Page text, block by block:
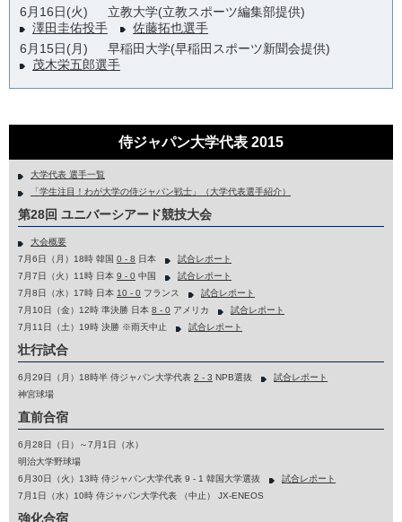
6月16日(火)
立教大学(立教スポーツ編集部提供)
澤田圭佑投手
佐藤拓也選手
6月15日(月)
早稲田大学(早稲田スポーツ新聞会提供)
茂木栄五郎選手
侍ジャパン大学代表 2015
大学代表 選手一覧
「学生注目！わが大学の侍ジャパン戦士」（大学代表選手紹介）
第28回 ユニバーシアード競技大会
大会概要
7月6日（月）18時 韓国 0 - 8 日本
試合レポート
7月7日（火）11時 日本 9 - 0 中国
試合レポート
7月8日（水）17時 日本 10 - 0 フランス
試合レポート
7月10日（金）12時 準決勝 日本 8 - 0 アメリカ
試合レポート
7月11日（土）19時 決勝 ※雨天中止
試合レポート
壮行試合
6月29日（月）18時半 侍ジャパン大学代表 2 - 3 NPB選抜
試合レポート
神宮球場
直前合宿
6月28日（日）～7月1日（水）
明治大学野球場
6月30日（火）13時 侍ジャパン大学代表 9 - 1 韓国大学選抜
試合レポート
7月1日（水）10時 侍ジャパン大学代表 （中止） JX-ENEOS
強化合宿